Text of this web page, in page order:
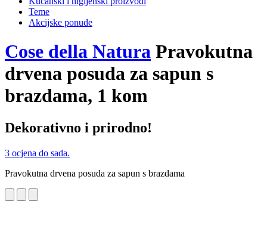
Teme
Akcijske ponude
Cose della Natura Pravokutna
drvena posuda za sapun s
brazdama, 1 kom
Dekorativno i prirodno!
3 ocjena do sada.
Pravokutna drvena posuda za sapun s brazdama